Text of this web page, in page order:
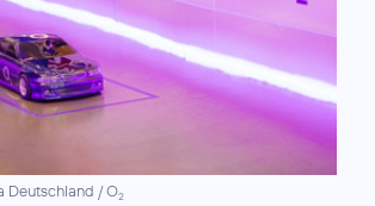
Deutschland / O2